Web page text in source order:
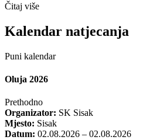
Čitaj više
Kalendar natjecanja
Puni kalendar
Oluja 2026
Prethodno
Organizator: SK Sisak
Mjesto: Sisak
Datum: 02.08.2026 – 02.08.2026